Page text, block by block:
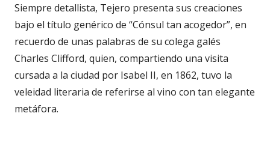
Siempre detallista, Tejero presenta sus creaciones
bajo el título genérico de “Cónsul tan acogedor”, en
recuerdo de unas palabras de su colega galés
Charles Clifford, quien, compartiendo una visita
cursada a la ciudad por Isabel II, en 1862, tuvo la
veleidad literaria de referirse al vino con tan elegante
metáfora.